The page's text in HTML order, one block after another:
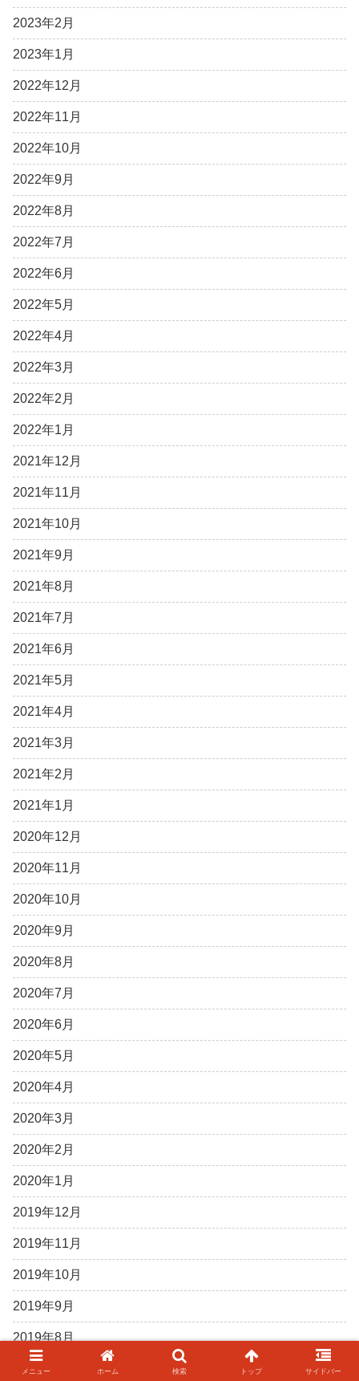
2023年2月
2023年1月
2022年12月
2022年11月
2022年10月
2022年9月
2022年8月
2022年7月
2022年6月
2022年5月
2022年4月
2022年3月
2022年2月
2022年1月
2021年12月
2021年11月
2021年10月
2021年9月
2021年8月
2021年7月
2021年6月
2021年5月
2021年4月
2021年3月
2021年2月
2021年1月
2020年12月
2020年11月
2020年10月
2020年9月
2020年8月
2020年7月
2020年6月
2020年5月
2020年4月
2020年3月
2020年2月
2020年1月
2019年12月
2019年11月
2019年10月
2019年9月
2019年8月
2019年7月
メニュー ホーム 検索 トップ サイドバー